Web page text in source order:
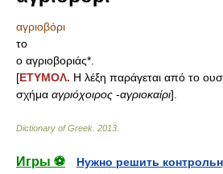
αγριοβόρι
το
ο αγριοβοριάς*.
[ΕΤΥΜΟΛ. Η λέξη παράγεται από το ουσ.
σχήμα αγριόχοιρος -αγριοκαίρι].
Dictionary of Greek 2013
Игры ⚽
Нужно решить